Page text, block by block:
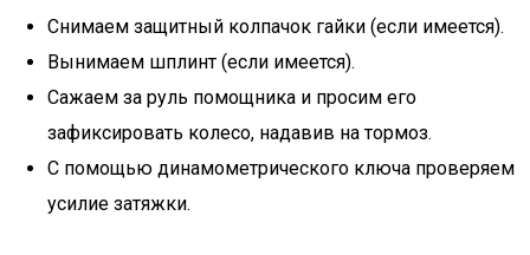
Снимаем защитный колпачок гайки (если имеется).
Вынимаем шплинт (если имеется).
Сажаем за руль помощника и просим его
зафиксировать колесо, надавив на тормоз.
С помощью динамометрического ключа проверяем
усилие затяжки.